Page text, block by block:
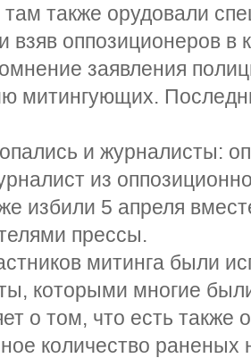
там также орудовали
взяв оппозиционеров в
заявления
митингующих.
и журналисты:
из
избили 5 апреля
прессы.
митинга были
которыми многие
о том, что есть также
количество раненых